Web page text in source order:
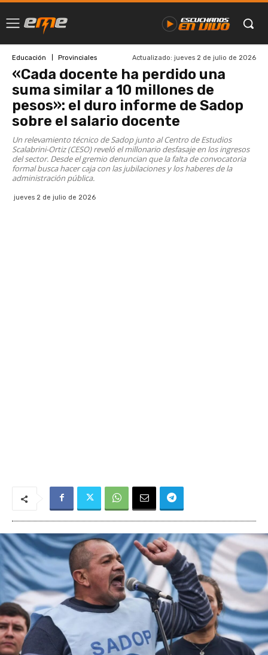
Educación Provinciales Actualizado: jueves 2 de julio de 2026
«Cada docente ha perdido una
suma similar a 10 millones de
pesos»: el duro informe de Sadop
sobre el salario docente
Un relevamiento técnico de Sadop junto al Centro de Estudios
Scalabrini-Ortiz (CESO) reveló el millonario desfasaje en los ingresos
del sector. Desde el gremio denuncian que la falta de convocatoria
formal busca hacer caja con las jubilaciones y los haberes de la
administración pública.
jueves 2 de julio de 2026